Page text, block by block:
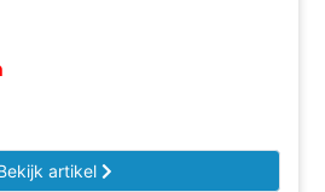
artikel